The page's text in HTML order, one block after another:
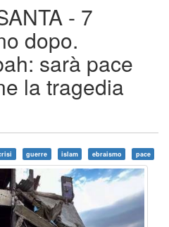
- 7
dopo.
sarà pace
la tragedia
guerre islam ebraismo pace